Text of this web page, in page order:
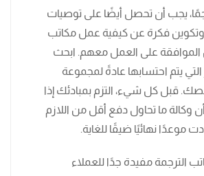
يجب أن تحصل أيضًا على توصيات
فكرة عن كيفية عمل مكاتب
الموافقة على العمل معهم. ابحث
يتم احتسابها عادةً لمجموعة
قبل كل شيء، التزم بمبادئك إذا
وكالة ما تحاول دفع أقل من اللازم
موعدًا نهائيًا ضيقًا للغاية.
الترجمة مفيدة جدًا للعملاء